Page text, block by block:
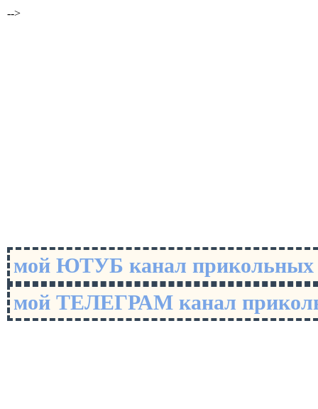
-->
мой ЮТУБ канал
мой ТЕЛЕГРАМ канал